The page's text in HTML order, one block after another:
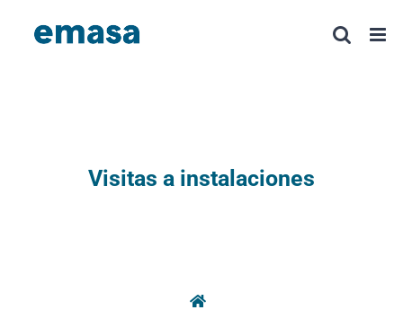
Visitas a instalaciones